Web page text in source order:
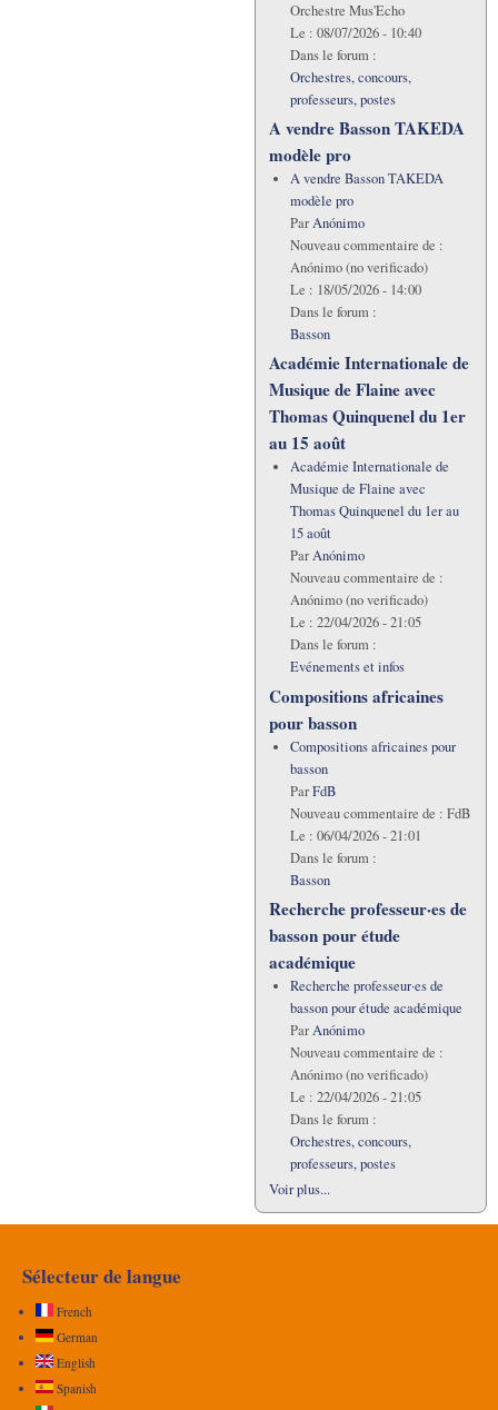
Orchestre Mus'Echo
Le : 08/07/2026 - 10:40
Dans le forum :
Orchestres, concours,
professeurs, postes
A vendre Basson TAKEDA
modèle pro
A vendre Basson TAKEDA
modèle pro
ParAnónimo
Nouveau commentaire de :
Anónimo (no verificado)
Le : 18/05/2026 - 14:00
Dans le forum :
Basson
Académie Internationale de
Musique de Flaine avec
Thomas Quinquenel du 1er
au 15 août
Académie Internationale de
Musique de Flaine avec
Thomas Quinquenel du 1er au
15 août
ParAnónimo
Nouveau commentaire de :
Anónimo (no verificado)
Le : 22/04/2026 - 21:05
Dans le forum :
Evénements et infos
Compositions africaines
pour basson
Compositions africaines pour
basson
ParFdB
Nouveau commentaire de : FdB
Le : 06/04/2026 - 21:01
Dans le forum :
Basson
Recherche professeur·es de
basson pour étude
académique
Recherche professeur·es de
basson pour étude académique
ParAnónimo
Nouveau commentaire de :
Anónimo (no verificado)
Le : 22/04/2026 - 21:05
Dans le forum :
Orchestres, concours,
professeurs, postes
Voir plus...
Sélecteur de langue
French
German
English
Spanish